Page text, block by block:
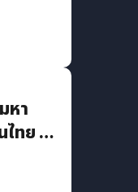
หา
ทย ที่